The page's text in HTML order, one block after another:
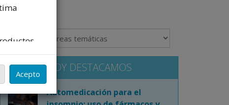
con
a
Acepto HOY DESTACAMOS
Automedicación para el